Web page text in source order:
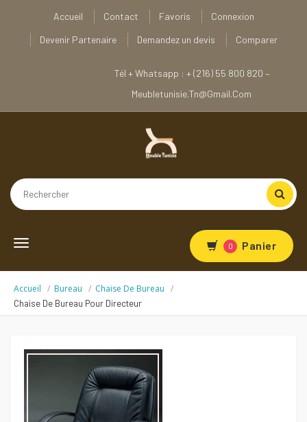
Accueil Contact Favoris
Connexion
Devenir Partenaire
Demandez un devis Comparer
Tél + Whatsapp : + (216) 55 800 820 –
Meubletunisie.tn@gmail.com
Toggle
0 Panier
Accueil Bureau Chaise De Bureau
Chaise De Bureau Pour Directeur